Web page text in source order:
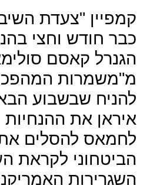
קמפיין "צעדת
כבר חודש וחצי
הגנרל קאסם
מ"משמרות
להניח שבשבוע
איראן את
לחמאס להסלים
הביטחוני לקראת
השגרירות